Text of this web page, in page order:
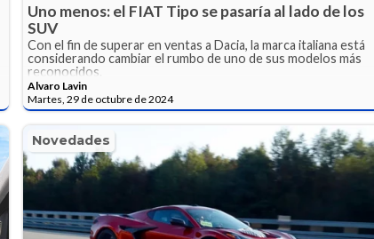
Uno menos: el FIAT Tipo se pasaría al lado de los
SUV
Con el fin de superar en ventas a Dacia, la marca italiana está
considerando cambiar el rumbo de uno de sus modelos más
reconocidos.
Alvaro Lavin
Martes, 29 de octubre de 2024
Novedades